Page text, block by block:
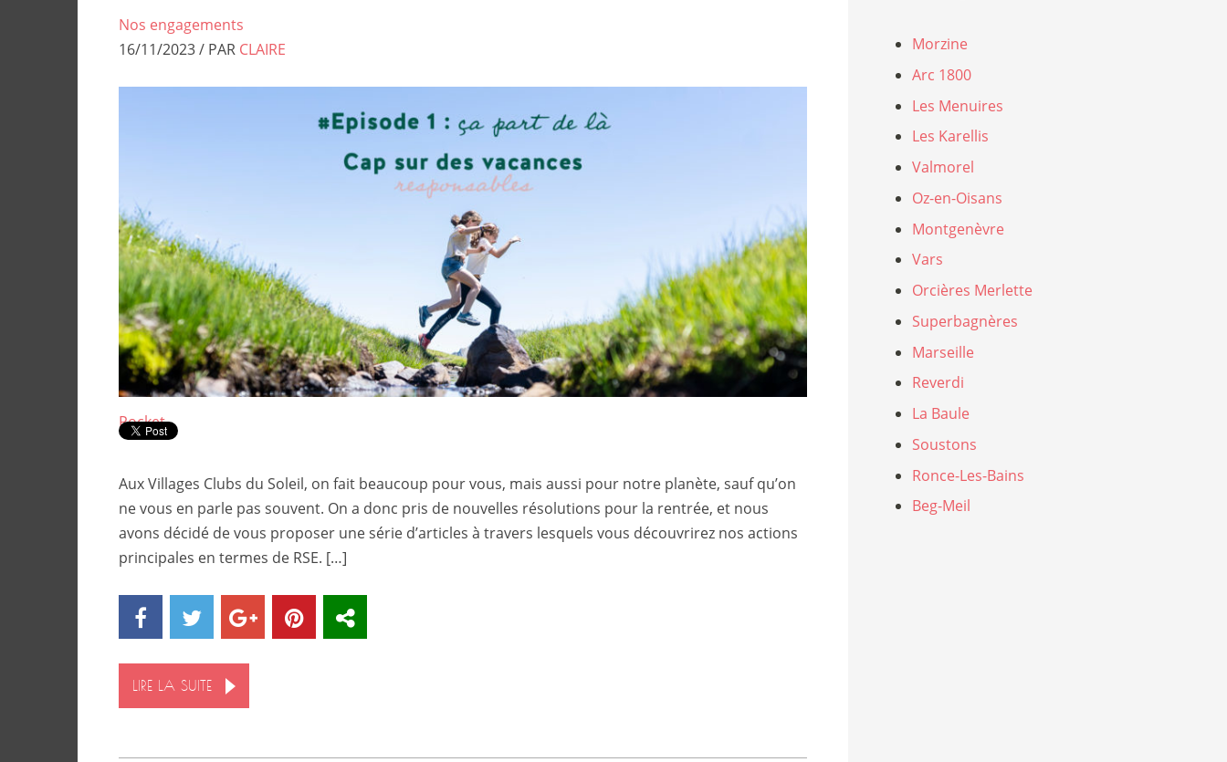
Nos engagements
16/11/2023 / PAR CLAIRE
Pocket
Aux Villages Clubs du Soleil, on fait beaucoup pour vous, mais aussi pour notre planète, sauf qu’on
ne vous en parle pas souvent. On a donc pris de nouvelles résolutions pour la rentrée, et nous
avons décidé de vous proposer une série d’articles à travers lesquels vous découvrirez nos actions
principales en termes de RSE. […]
LIRE LA SUITE
Morzine
Arc 1800
Les Menuires
Les Karellis
Valmorel
Oz-en-Oisans
Montgenèvre
Vars
Orcières Merlette
Superbagnères
Marseille
Reverdi
La Baule
Soustons
Ronce-Les-Bains
Beg-Meil